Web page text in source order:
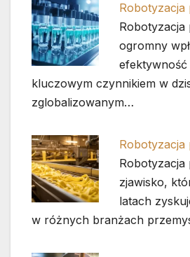
Robotyzacja
Robotyzacja
ogromny
kluczowym czynnikiem w
zglobalizowanym…
Robotyzacja
Robotyzacja
zjawisko,
latach
w różnych branżach